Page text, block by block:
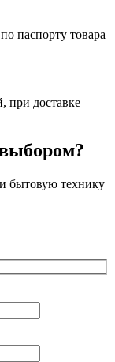
паспорту товара
при доставке —
бытовую технику